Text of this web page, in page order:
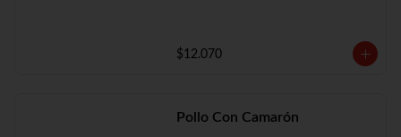
$12.070
Pollo Con Camarón